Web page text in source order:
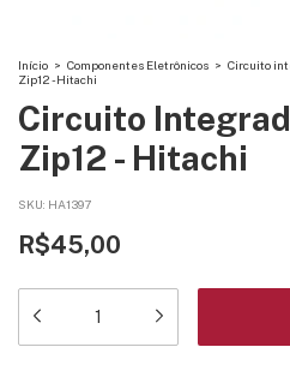
Início > Componentes Eletrônicos > Circuito
Zip12 - Hitachi
Circuito
Zip12 - Hitachi
SKU: HA1397
R$45,00